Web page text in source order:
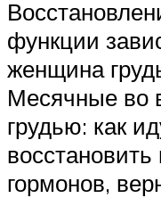
функции
женщина
Месячные во
грудью: как
гормонов,